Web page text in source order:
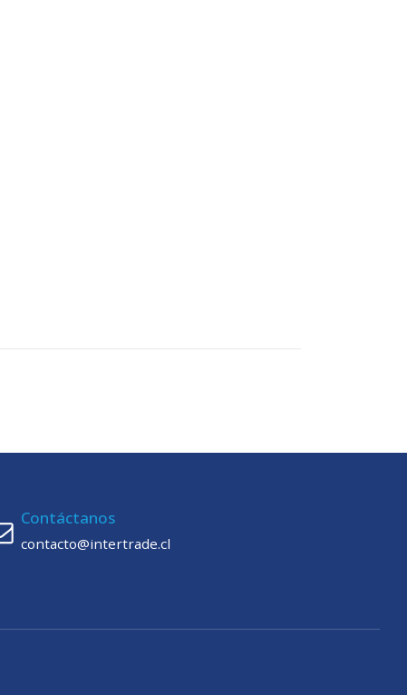
Contáctanos
contacto@intertrade.cl